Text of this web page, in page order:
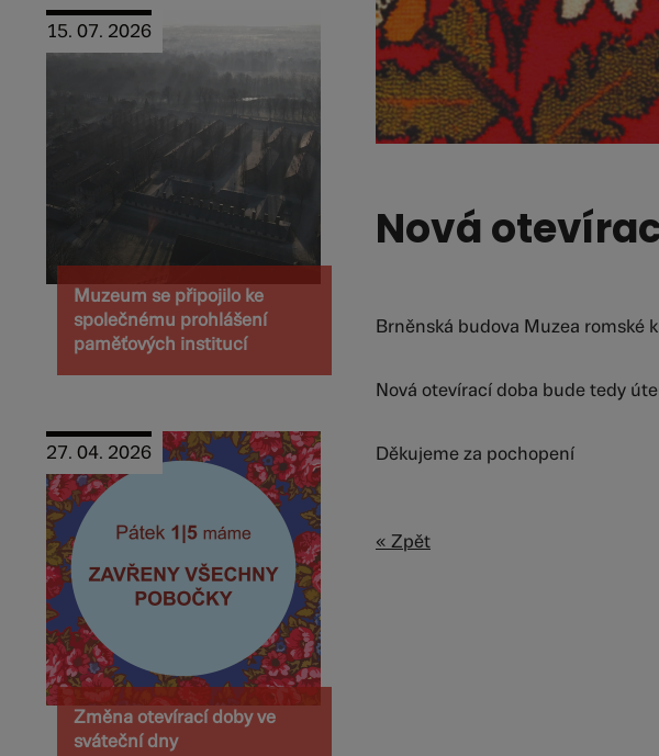
15. 07. 2026
Muzeum se připojilo ke
společnému prohlášení
paměťových institucí
27. 04. 2026
Změna otevírací doby ve
sváteční dny
Nová
Brněnská budova Muzea romské
Nová otevírací doba bude tedy
Děkujeme za pochopení
« Zpět